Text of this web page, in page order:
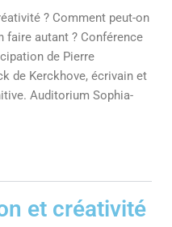
? Comment peut-on
faire autant ? Conférence
de Pierre
de Kerckhove, écrivain et
Auditorium Sophia-
et créativité